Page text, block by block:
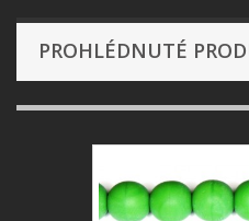
PROHLÉDNUTÉ